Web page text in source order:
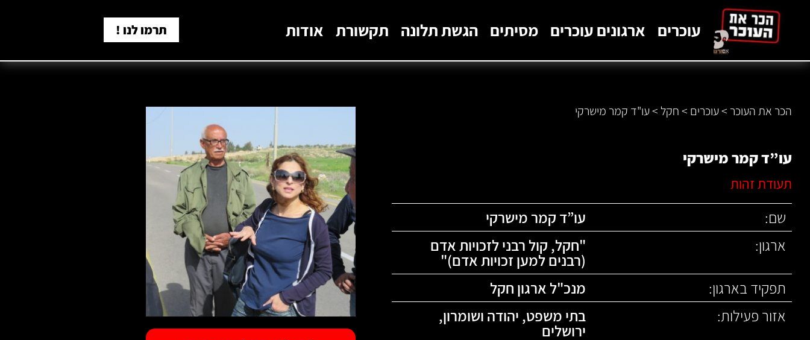
עוכרים ארגונים עוכרים מסיתים הגשת תלונה תקשורת אודות תרמו לנו !
הכר את העוכר >עוכרים >חקל >עו"ד קמר מישרקי
עו”ד קמר מישרקי
תעודת זהות
שם:
עו”ד קמר מישרקי
ארגון:
"חקל, קול רבני לזכויות אדם
(רבנים למען זכויות אדם)"
תפקיד בארגון:
מנכ"ל ארגון חקל
אזור פעילות:
בתי משפט, יהודה ושומרון,
ירושלים